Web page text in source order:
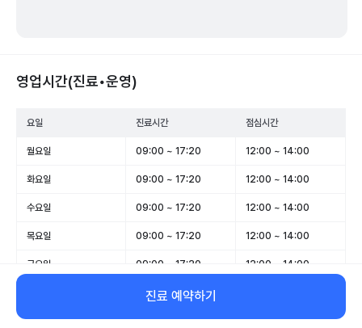
영업시간(진료•운영)
요일 진료시간 점심시간
월요일 09:00 ~ 17:20 12:00 ~ 14:00
화요일 09:00 ~ 17:20 12:00 ~ 14:00
수요일 09:00 ~ 17:20 12:00 ~ 14:00
목요일 09:00 ~ 17:20 12:00 ~ 14:00
금요일 09:00 ~ 17:20 12:00 ~ 14:00
09:00 ~ 12:00
일요일 휴무 -
진료 예약하기